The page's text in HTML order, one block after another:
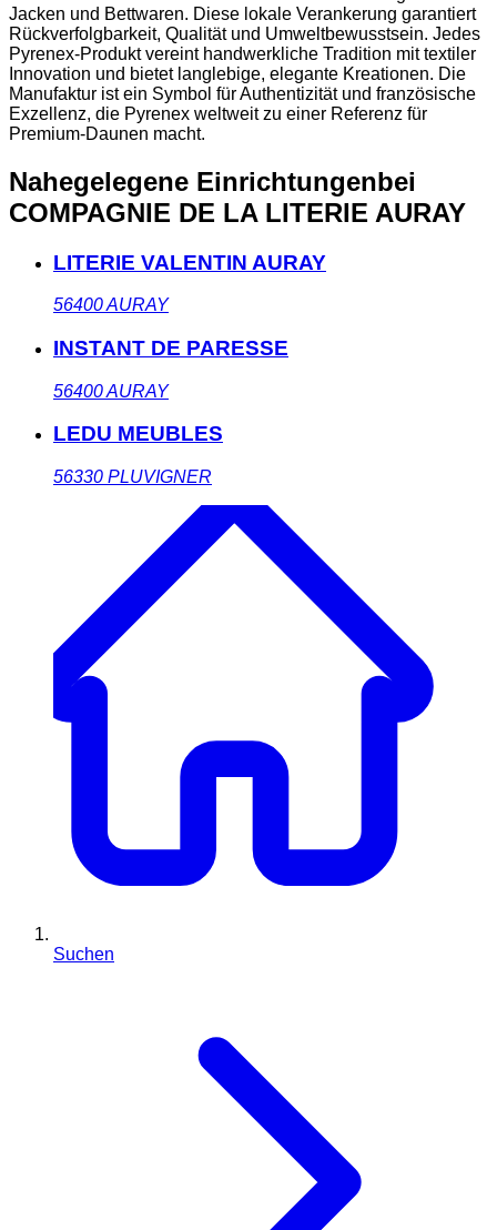
Jacken und Bettwaren. Diese lokale Verankerung garantiert
Rückverfolgbarkeit, Qualität und Umweltbewusstsein. Jedes
Pyrenex-Produkt vereint handwerkliche Tradition mit textiler
Innovation und bietet langlebige, elegante Kreationen. Die
Manufaktur ist ein Symbol für Authentizität und französische
Exzellenz, die Pyrenex weltweit zu einer Referenz für
Premium-Daunen macht.
Nahegelegene Einrichtungenbei
COMPAGNIE DE LA LITERIE AURAY
LITERIE VALENTIN AURAY
56400AURAY
INSTANT DE PARESSE
56400AURAY
LEDU MEUBLES
56330 PLUVIGNER
Suchen